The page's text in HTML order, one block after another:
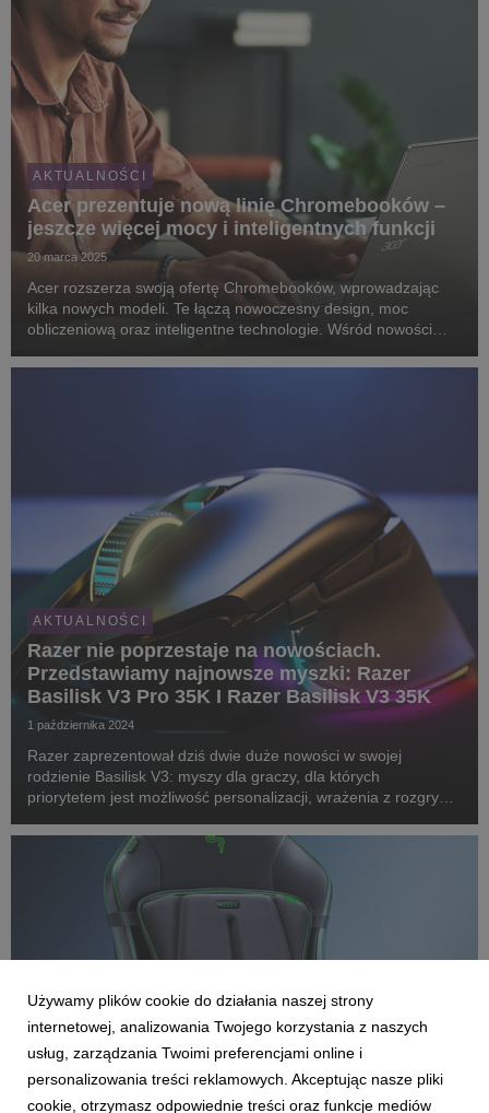
AKTUALNOŚCI
Acer prezentuje nową linię Chromebooków –
jeszcze więcej mocy i inteligentnych funkcji
20 marca 2025
Acer rozszerza swoją ofertę Chromebooków, wprowadzając
kilka nowych modeli. Te łączą nowoczesny design, moc
obliczeniową oraz inteligentne technologie. Wśród nowości
oraz ultraprzenośny Acer Chromebook Tab 311.
AKTUALNOŚCI
Razer nie poprzestaje na nowościach.
Przedstawiamy najnowsze myszki: Razer
Basilisk V3 Pro 35K I Razer Basilisk V3 35K
1 października 2024
Razer zaprezentował dziś dwie duże nowości w swojej
rodzienie Basilisk V3: myszy dla graczy, dla których
priorytetem jest możliwość personalizacji, wrażenia z rozgrywki
zupełnie nowa, w pełni konfigurowalna, bez...
Używamy plików cookie do działania naszej strony
internetowej, analizowania Twojego korzystania z naszych
usług, zarządzania Twoimi preferencjami online i
personalizowania treści reklamowych. Akceptując nasze pliki
cookie, otrzymasz odpowiednie treści oraz funkcje mediów